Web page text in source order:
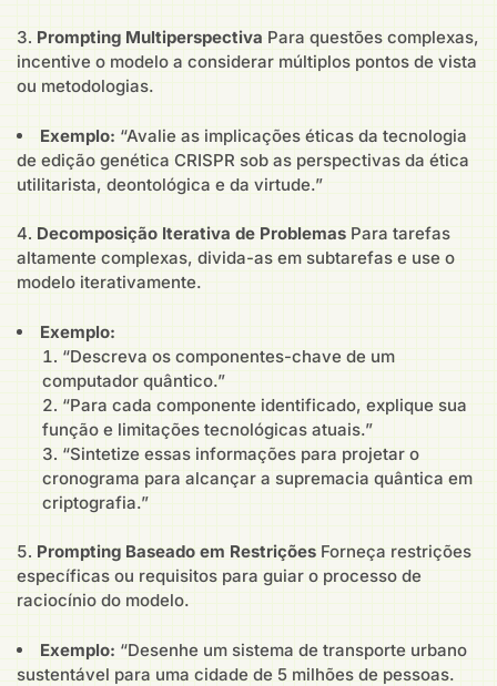
Prompting Multiperspectiva Para questões complexas,
incentive o modelo a considerar múltiplos pontos de vista
ou metodologias.
Exemplo: “Avalie as implicações éticas da tecnologia
de edição genética CRISPR sob as perspectivas da ética
utilitarista, deontológica e da virtude.”
Decomposição Iterativa de Problemas Para tarefas
altamente complexas, divida-as em subtarefas e use o
modelo iterativamente.
Exemplo:
“Descreva os componentes-chave de um
computador quântico.”
“Para cada componente identificado, explique sua
função e limitações tecnológicas atuais.”
“Sintetize essas informações para projetar o
cronograma para alcançar a supremacia quântica em
criptografia.”
Prompting Baseado em Restrições Forneça restrições
específicas ou requisitos para guiar o processo de
raciocínio do modelo.
Exemplo: “Desenhe um sistema de transporte urbano
sustentável para uma cidade de 5 milhões de pessoas.